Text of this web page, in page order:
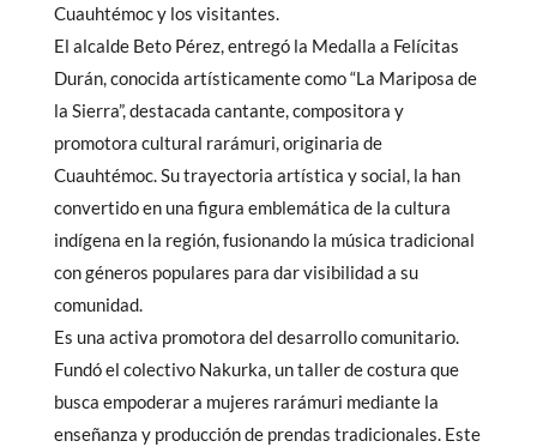
Cuauhtémoc y los visitantes.
El alcalde Beto Pérez, entregó la Medalla a Felícitas
Durán, conocida artísticamente como “La Mariposa de
la Sierra”, destacada cantante, compositora y
promotora cultural rarámuri, originaria de
Cuauhtémoc. Su trayectoria artística y social, la han
convertido en una figura emblemática de la cultura
indígena en la región, fusionando la música tradicional
con géneros populares para dar visibilidad a su
comunidad.
Es una activa promotora del desarrollo comunitario.
Fundó el colectivo Nakurka, un taller de costura que
busca empoderar a mujeres rarámuri mediante la
enseñanza y producción de prendas tradicionales. Este